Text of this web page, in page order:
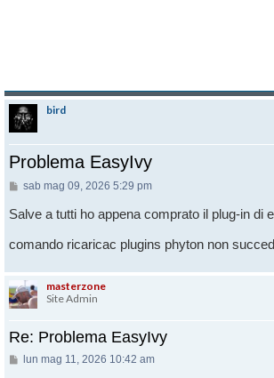
bird
Problema EasyIvy
Messaggio
sab mag 09, 2026 5:29 pm
Salve a tutti ho appena comprato il plug-in di
comando ricaricac plugins phyton non
masterzone
Site Admin
Re: Problema EasyIvy
Messaggio
lun mag 11, 2026 10:42 am